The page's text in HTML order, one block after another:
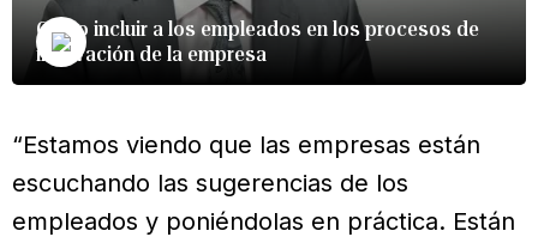
Cómo incluir a los empleados en los procesos de
innovación de la empresa
“Estamos viendo que las empresas están
escuchando las sugerencias de los
empleados y poniéndolas en práctica. Están